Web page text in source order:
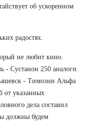
об ускоренном
радостях.
не любит кино.
- Сустанон 250 аналоги
- Tимозин Альфа
от указанных
дела составил
должны будем